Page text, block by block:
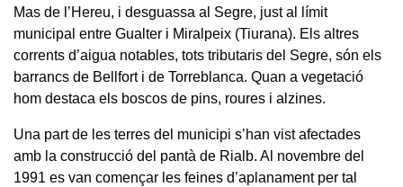
Mas de l’Hereu, i desguassa al Segre, just al límit
municipal entre Gualter i Miralpeix (Tiurana). Els altres
corrents d’aigua notables, tots tributaris del Segre, són els
barrancs de Bellfort i de Torreblanca. Quan a vegetació
hom destaca els boscos de pins, roures i alzines.
Una part de les terres del municipi s’han vist afectades
amb la construcció del pantà de Rialb. Al novembre del
1991 es van començar les feines d’aplanament per tal